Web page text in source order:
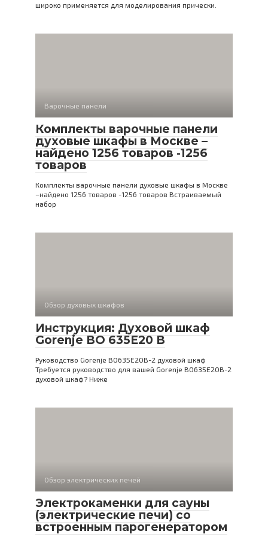
широко применяется для моделирования прически.
Варочные панели
Комплекты варочные панели
духовые шкафы в Москве –
найдено 1256 товаров -1256
товаров
Комплекты варочные панели духовые шкафы в Москве
–найдено 1256 товаров -1256 товаров Встраиваемый
набор
Обзор духовых шкафов
Инструкция: Духовой шкаф
Gorenje BO 635E20 B
Руководство Gorenje BO635E20B-2 духовой шкаф
Требуется руководство для вашей Gorenje BO635E20B-2
духовой шкаф? Ниже
Обзор электрических печей
Электрокаменки для сауны
(электрические печи) со
встроенным парогенератором